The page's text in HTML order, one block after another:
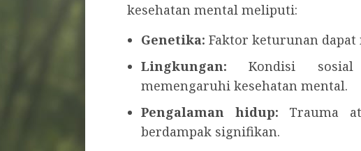
kesehatan mental meliputi:
Genetika: Faktor keturunan dapat
Lingkungan: Kondisi sosial
memengaruhi kesehatan mental.
Pengalaman hidup: Trauma
berdampak signifikan.